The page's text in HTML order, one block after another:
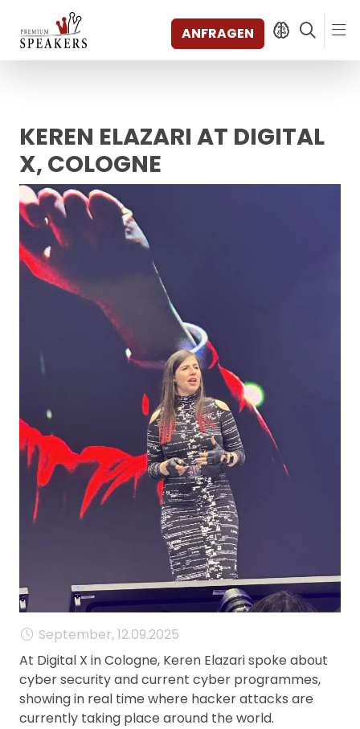
ANFRAGEN
SPEAKERS
THEMEN
ENTDECKEN
SHORTS
VIDEOS
BÜCHER
KATEGORIEN
MAGAZIN
BACKSTAGE
KONTAKT & STANDORTE
MANAGEMENT
KEREN ELAZARI AT DIGITAL
X, COLOGNE
September, 12.09.2025
At Digital X in Cologne, Keren Elazari spoke about
cyber security and current cyber programmes,
showing in real time where hacker attacks are
currently taking place around the world.